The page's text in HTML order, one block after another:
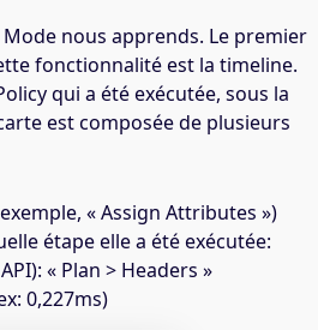
nous apprends. Le premier
fonctionnalité est la timeline.
qui a été exécutée, sous la
est composée de plusieurs
« Assign Attributes »)
étape elle a été exécutée:
« Plan > Headers »
0,227ms)